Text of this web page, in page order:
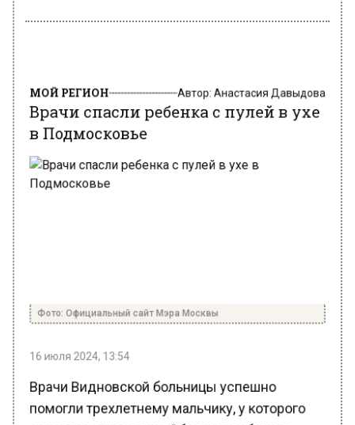
Врачи спасли ребенка с пулей в ухе
в Подмосковье
Врачи Видновской больницы успешно
помогли трехлетнему мальчику, у которого
оказалась пуля в ухе. Об этом сообщило